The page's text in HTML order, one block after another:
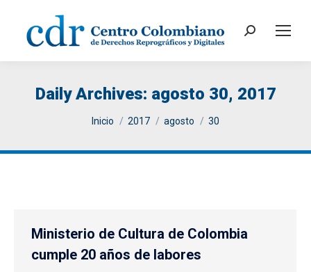
Search:
Daily Archives: agosto 30, 2017
You are here:
Inicio 2017 agosto 30
Ministerio de Cultura de Colombia
cumple 20 años de labores